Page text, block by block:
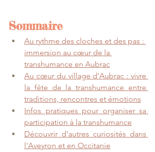
Sommaire
Au rythme des cloches et des pas :
immersion au cœur de la
transhumance en Aubrac
Au cœur du village d’Aubrac : vivre
la fête de la transhumance entre
traditions, rencontres et émotions
Infos pratiques pour organiser sa
participation à la transhumance
Découvrir d'autres curiosités dans
l'Aveyron et en Occitanie